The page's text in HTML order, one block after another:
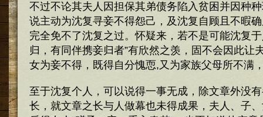
不过不论其夫人因担保其弟债务陷入贫困并因种
说主动为沈复寻妾不得怨己，及沈复自顾且不暇
完全免不了沈复之过。怀疑来，若不是可能沈复
归，有同伴携妾归者”有欣然之羡，固不会因此让
女为妾不得，既得自分愧恧,又为家族父母所不满
至于沈复个人，可以说得一事无成，除文章外没
长，就文章之长与人做幕也未得成果，夫人、子